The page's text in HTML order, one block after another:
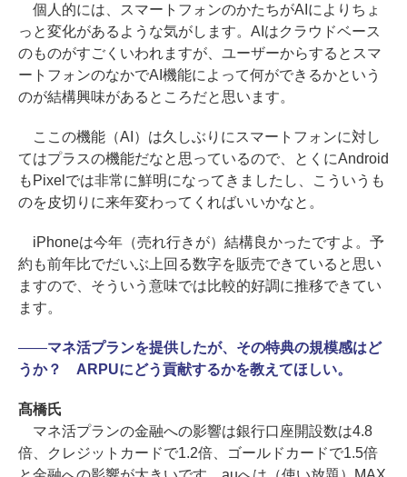
個人的には、スマートフォンのかたちがAIによりちょ
っと変化があるような気がします。AIはクラウドベース
のものがすごくいわれますが、ユーザーからするとスマ
ートフォンのなかでAI機能によって何ができるかという
のが結構興味があるところだと思います。
ここの機能（AI）は久しぶりにスマートフォンに対し
てはプラスの機能だなと思っているので、とくにAndroid
もPixelでは非常に鮮明になってきましたし、こういうも
のを皮切りに来年変わってくればいいかなと。
iPhoneは今年（売れ行きが）結構良かったですよ。予
約も前年比でだいぶ上回る数字を販売できていると思い
ますので、そういう意味では比較的好調に推移できてい
ます。
――マネ活プランを提供したが、その特典の規模感はど
うか？ ARPUにどう貢献するかを教えてほしい。
髙橋氏
マネ活プランの金融への影響は銀行口座開設数は4.8
倍、クレジットカードで1.2倍、ゴールドカードで1.5倍